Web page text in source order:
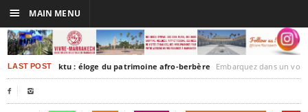
LAST POSTTimbuktu : éloge du patrimoine afro-berbère Embarquez dans un voyage culturel dans le
 
☰ MAIN MENU